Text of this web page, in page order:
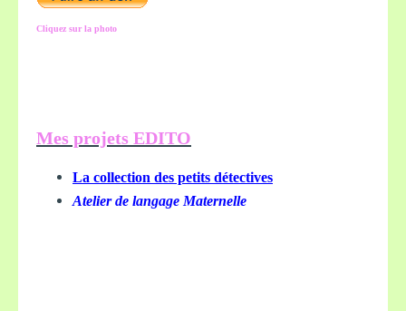
Cliquez sur la photo
Mes projets EDITO
La collection des petits détectives
Atelier de langage Maternelle